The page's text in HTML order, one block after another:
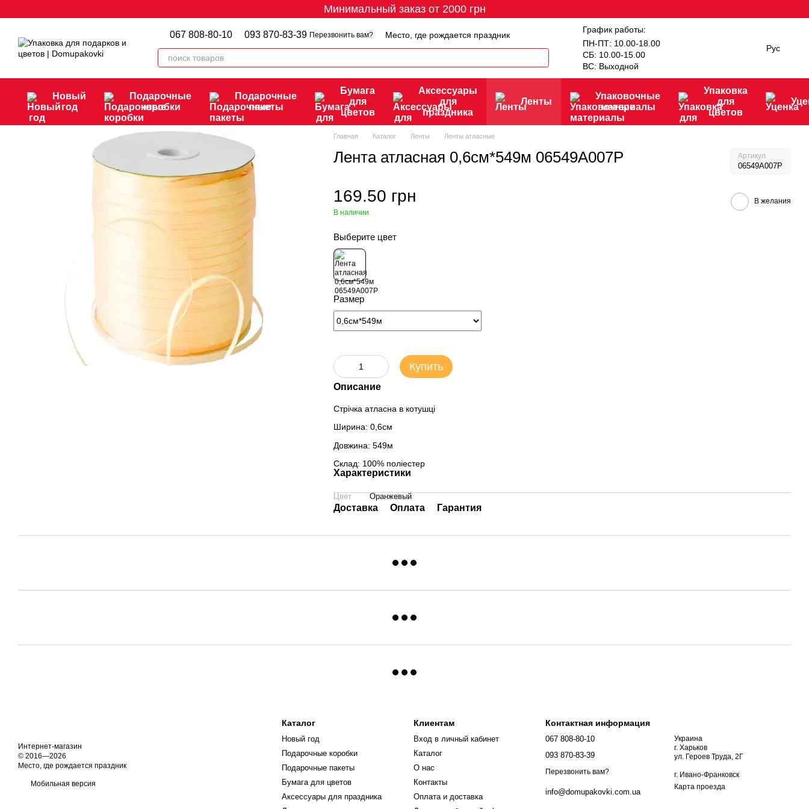
Минимальный заказ от 2000 грн
067 808-80-10 093 870-83-39 Перезвонить вам? Место, где рождается праздник
График работы:
ПН-ПТ: 10.00-18.00
СБ: 10.00-15.00
ВС: Выходной
Рус
Новый
год
Подарочные
коробки
Подарочные
пакеты
Бумага
для
цветов
Аксессуары
для
праздника
Ленты
Упаковочные
материалы
Упаковка
для
цветов
Главная Каталог Ленты Ленты атласные
Лента атласная 0,6см*549м 06549A007P Артикул
06549A007P
169.50 грн
В наличии
В желания
Выберите цвет
Размер
Купить
Описание
Стрічка атласна в котушці
Ширина: 0,6см
Довжина: 549м
Склад: 100% поліестер
Характеристики
Цвет Оранжевый
Доставка Оплата Гарантия
Интернет-магазин
© 2016—2026
Место, где рождается праздник
Мобильная версия
Каталог
Новый год
Подарочные коробки
Подарочные пакеты
Бумага для цветов
Аксессуары для праздника
Клиентам
Вход в личный кабинет
Каталог
О нас
Контакты
Оплата и доставка
Контактная информация
067 808-80-10
093 870-83-39
Перезвонить вам?
info@domupakovki.com.ua
Украина
г. Харьков
ул. Героев Труда, 2Г
г. Ивано-Франковск
Карта проезда